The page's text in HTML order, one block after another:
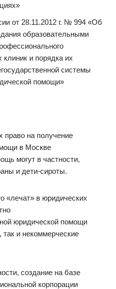
от 28.11.2012 г. № 994 «Об
образовательными
и порядка их
системы
помощи»
на получение
в Москве
могут в частности,
и дети-сироты.
«лечат» в юридических
юридической помощи
так и некоммерческие
создание на базе
корпорации